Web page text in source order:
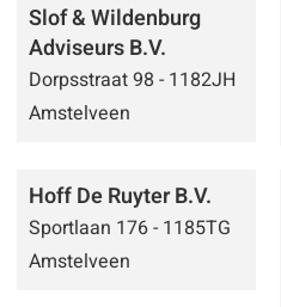
Slof & Wildenburg
Adviseurs B.V.
Dorpsstraat 98 - 1182JH
Amstelveen
Hoff De Ruyter B.V.
Sportlaan 176 - 1185TG
Amstelveen